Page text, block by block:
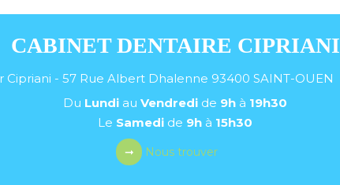
CABINET DENTAIRE CIPRIANI
Cipriani - 57 Rue Albert Dhalenne 93400 SAINT-OUEN
Du Lundi au Vendredi de 9h à 19h30
Le Samedi de 9h à 15h30
Nous trouver